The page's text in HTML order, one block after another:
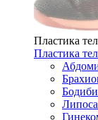
Пластика
Пластика